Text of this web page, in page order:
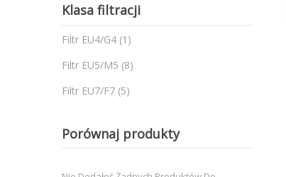
Klasa filtracji
Filtr EU4/G4 1 produkt
Filtr EU5/M5 8produkty
Filtr EU7/F7 5produkty
Porównaj produkty